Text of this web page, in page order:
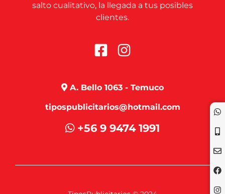
salto cualitativo, la llegada a tus posibles
clientes.
A. Bello 1063 - Temuco
tipospublicitarios@hotmail.com
+56 9 9474 1991